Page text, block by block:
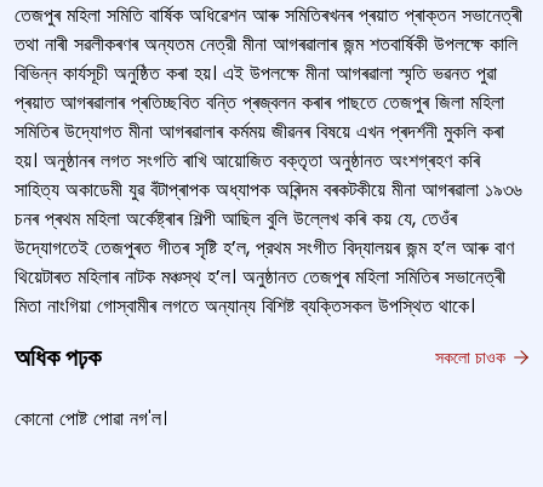
তেজপুৰ মহিলা সমিতি বাৰ্ষিক অধিৱেশন আৰু সমিতিৰখনৰ প্ৰয়াত প্ৰাক্তন সভানেত্ৰী
তথা নাৰী সৱলীকৰণৰ অন্যতম নেত্রী মীনা আগৰৱালাৰ জন্ম শতবার্ষিকী উপলক্ষে কালি
বিভিন্ন কাৰ্যসূচী অনুষ্ঠিত কৰা হয়। এই উপলক্ষে মীনা আগৰৱালা স্মৃতি ভৱনত পুৱা
প্ৰয়াত আগৰৱালাৰ প্ৰতিচ্ছবিত বন্তি প্ৰজ্বলন কৰাৰ পাছতে তেজপুৰ জিলা মহিলা
সমিতিৰ উদ্যোগত মীনা আগৰৱালাৰ কৰ্মময় জীৱনৰ বিষয়ে এখন প্ৰদৰ্শনী মুকলি কৰা
হয়। অনুষ্ঠানৰ লগত সংগতি ৰাখি আয়োজিত বক্তৃতা অনুষ্ঠানত অংশগ্ৰহণ কৰি
সাহিত্য অকাডেমী যুৱ বঁটাপ্ৰাপক অধ্যাপক অৰিন্দম বৰকটকীয়ে মীনা আগৰৱালা ১৯৩৬
চনৰ প্ৰথম মহিলা অৰ্কেষ্ট্ৰাৰ শিল্পী আছিল বুলি উল্লেখ কৰি কয় যে, তেওঁৰ
উদ্যোগতেই তেজপুৰত গীতৰ সৃষ্টি হ’ল, প্রথম সংগীত বিদ্যালয়ৰ জন্ম হ’ল আৰু বাণ
থিয়েটাৰত মহিলাৰ নাটক মঞ্চস্থ হ’ল। অনুষ্ঠানত তেজপুৰ মহিলা সমিতিৰ সভানেত্ৰী
মিতা নাংগিয়া গোস্বামীৰ লগতে অন্যান্য বিশিষ্ট ব্যক্তিসকল উপস্থিত থাকে।
অধিক পঢ়ক সকলো চাওক
কোনো পোষ্ট পোৱা নগ'ল।